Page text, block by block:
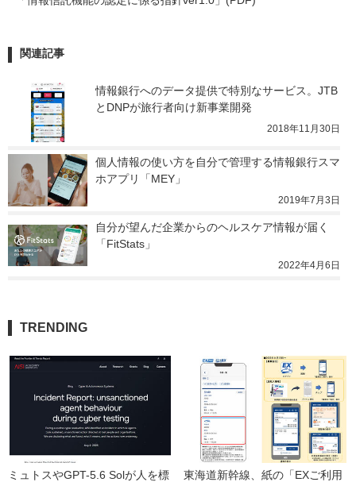
関連記事
情報銀行へのデータ提供で特別なサービス。JTB
とDNPが旅行者向け新事業開発
2018年11月30日
個人情報の使い方を自分で管理する情報銀行スマ
ホアプリ「MEY」
2019年7月3日
自分が望んだ企業からのヘルスケア情報が届く
「FitStats」
2022年4月6日
TRENDING
ミュトスやGPT-5.6 Solが人を標
東海道新幹線、紙の「EXご利用